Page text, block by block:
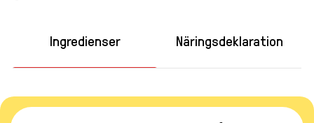
Ingredienser Näringsdeklaration